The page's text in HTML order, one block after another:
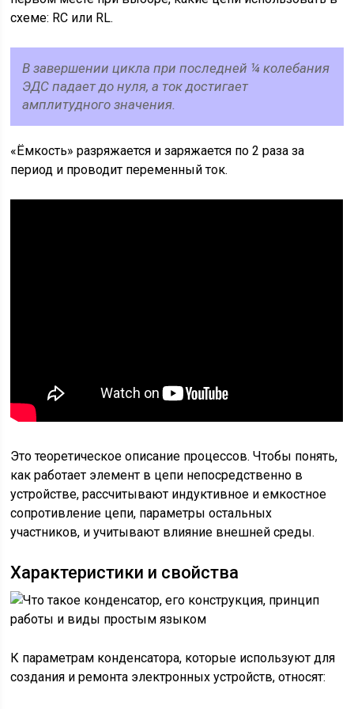
схеме: RC или RL.
В завершении цикла при последней ¼ колебания
ЭДС падает до нуля, а ток достигает
амплитудного значения.
«Ёмкость» разряжается и заряжается по 2 раза за
период и проводит переменный ток.
Это теоретическое описание процессов. Чтобы понять,
как работает элемент в цепи непосредственно в
устройстве, рассчитывают индуктивное и емкостное
сопротивление цепи, параметры остальных
участников, и учитывают влияние внешней среды.
Характеристики и свойства
К параметрам конденсатора, которые используют для
создания и ремонта электронных устройств, относят: